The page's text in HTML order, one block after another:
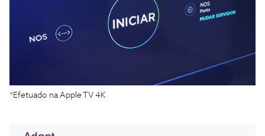
*Efetuado na Apple TV 4K